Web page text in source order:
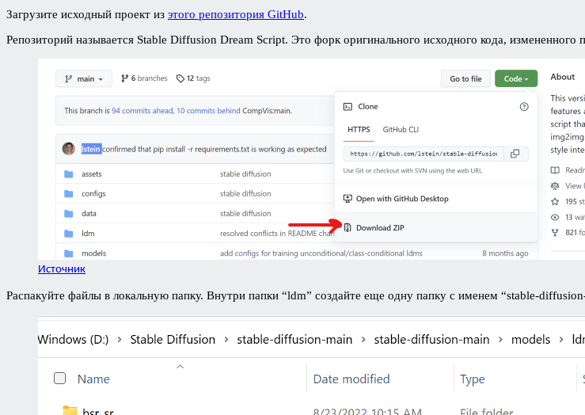
Загрузите исходный проект из этого репозитория GitHub.
Репозиторий называется Stable Diffusion Dream Script. Это форк оригинального исходного кода, измененного
Источник
Распакуйте файлы в локальную папку. Внутри папки “ldm” создайте еще одну папку с именем “stable-